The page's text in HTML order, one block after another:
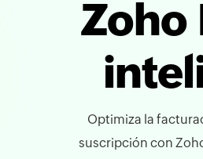
Zoho
Optimiza la
suscripción con